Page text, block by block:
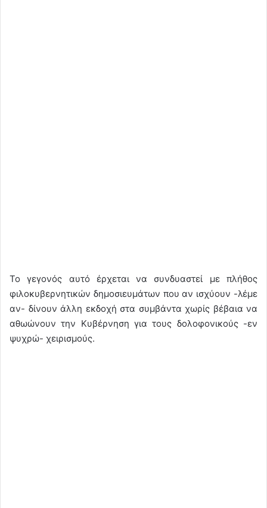
Το γεγονός αυτό έρχεται να συνδυαστεί με πλήθος
φιλοκυβερνητικών δημοσιευμάτων που αν ισχύουν -λέμε
αν- δίνουν άλλη εκδοχή στα συμβάντα χωρίς βέβαια να
αθωώνουν την Κυβέρνηση για τους δολοφονικούς -εν
ψυχρώ- χειρισμούς.